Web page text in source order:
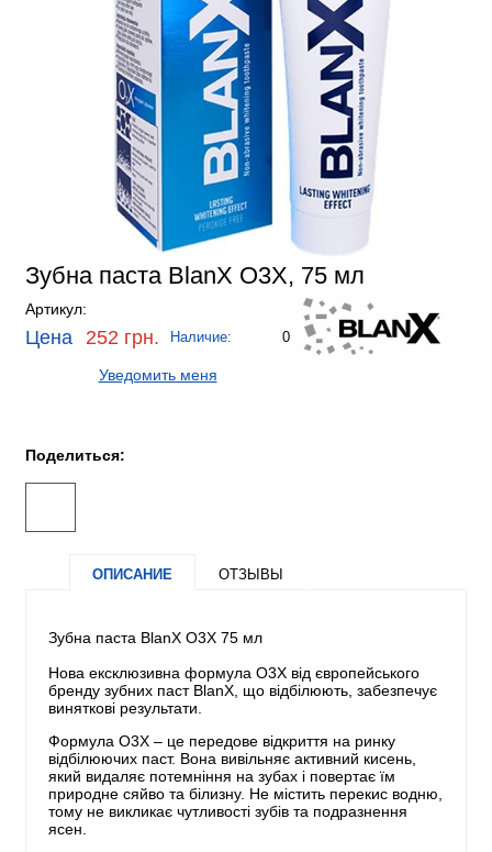
Зубна паста BlanX О3Х, 75 мл
Артикул:
Цена 252 грн. Наличие: 0
Уведомить меня
Поделиться:
ОПИСАНИЕ ОТЗЫВЫ
Зубна паста BlanX О3Х 75 мл
Нова ексклюзивна формула О3Х від європейського
бренду зубних паст BlanX, що відбілюють, забезпечує
виняткові результати.
Формула О3Х – це передове відкриття на ринку
відбілюючих паст. Вона вивільняє активний кисень,
який видаляє потемніння на зубах і повертає їм
природне сяйво та білизну. Не містить перекис водню,
тому не викликає чутливості зубів та подразнення
ясен.